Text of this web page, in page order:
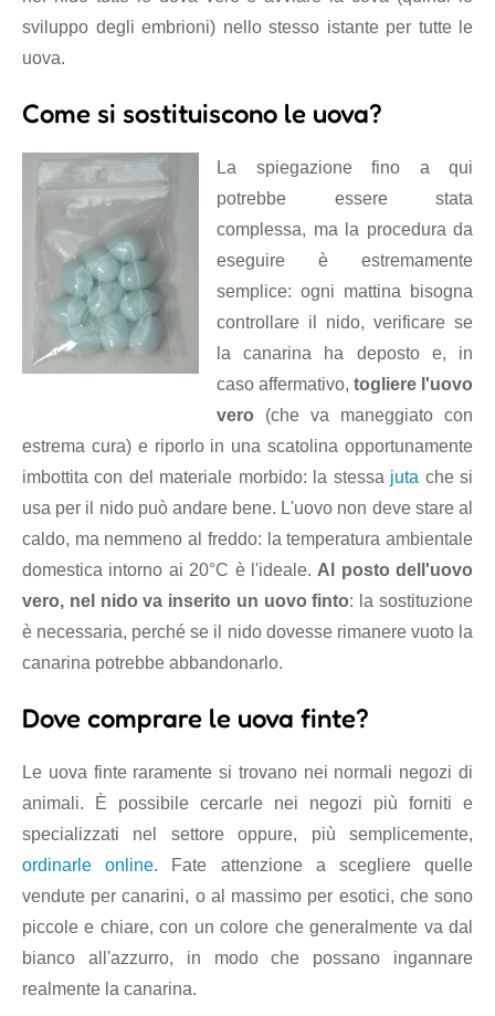
sviluppo degli embrioni) nello stesso istante per tutte le
uova.
Come si sostituiscono le uova?
La spiegazione fino a qui
potrebbe essere stata
complessa, ma la procedura da
eseguire è estremamente
semplice: ogni mattina bisogna
controllare il nido, verificare se
la canarina ha deposto e, in
caso affermativo, togliere l'uovo
vero (che va maneggiato con
estrema cura) e riporlo in una scatolina opportunamente
imbottita con del materiale morbido: la stessa juta che si
usa per il nido può andare bene. L'uovo non deve stare al
caldo, ma nemmeno al freddo: la temperatura ambientale
domestica intorno ai 20°C è l'ideale. Al posto dell'uovo
vero, nel nido va inserito un uovo finto: la sostituzione
è necessaria, perché se il nido dovesse rimanere vuoto la
canarina potrebbe abbandonarlo.
Dove comprare le uova finte?
Le uova finte raramente si trovano nei normali negozi di
animali. È possibile cercarle nei negozi più forniti e
specializzati nel settore oppure, più semplicemente,
ordinarle online. Fate attenzione a scegliere quelle
vendute per canarini, o al massimo per esotici, che sono
piccole e chiare, con un colore che generalmente va dal
bianco all'azzurro, in modo che possano ingannare
realmente la canarina.